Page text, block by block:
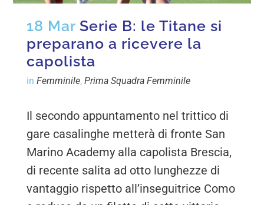
18 Mar Serie B: le Titane si
preparano a ricevere la
capolista
inFemminile,Prima Squadra Femminile
Il secondo appuntamento nel trittico di
gare casalinghe metterà di fronte San
Marino Academy alla capolista Brescia,
di recente salita ad otto lunghezze di
vantaggio rispetto all’inseguitrice Como